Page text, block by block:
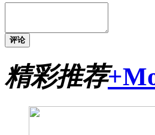
评论
精彩推荐